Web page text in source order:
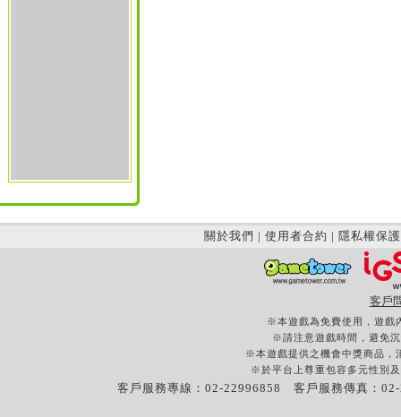
關於我們 | 使用者合約 | 隱私權保護
客戶
※本遊戲為免費使用，遊戲
※請注意遊戲時間，避免
※本遊戲提供之機會中獎商品，
※於平台上尊重包容多元性別
客戶服務專線：02-22996858 客戶服務傳真：